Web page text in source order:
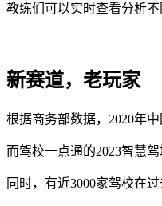
教练们可以实时查看分析
新赛道，老玩家
根据商务部数据，2020年
而驾校一点通的2023智慧
同时，有近3000家驾校在